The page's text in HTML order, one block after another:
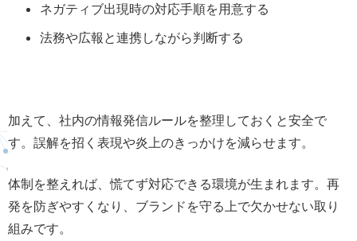
ネガティブ出現時の対応手順を用意する
法務や広報と連携しながら判断する
加えて、社内の情報発信ルールを整理しておくと安全で
す。誤解を招く表現や炎上のきっかけを減らせます。
体制を整えれば、慌てず対応できる環境が生まれます。再
発を防ぎやすくなり、ブランドを守る上で欠かせない取り
組みです。